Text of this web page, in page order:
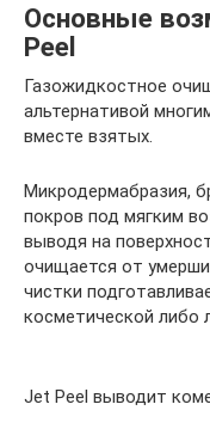
Основные
Peel
Газожидкостное
альтернативой
вместе взятых.
Микродермабразия,
покров под мягким
выводя на
очищается от
чистки
косметической либо
Jet Peel выводит